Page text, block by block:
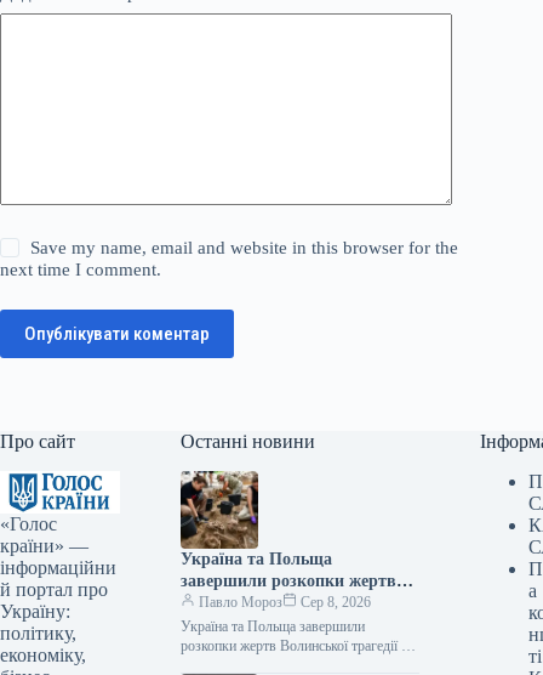
Save my name, email and website in this browser for the
next time I comment.
Опублікувати коментар
Про сайт
«Голос
країни» —
інформаційни
й портал про
Україну:
політику,
економіку,
Останні новини
Україна та Польща
завершили розкопки жертв
Волинської трагедії у двох
волинських селах.
Павло Мороз
Сер 8, 2026
Україна та Польща завершили
розкопки жертв Волинської трагедії у
а
ті